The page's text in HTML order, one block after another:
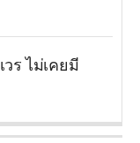
ร ไม่เคยมี